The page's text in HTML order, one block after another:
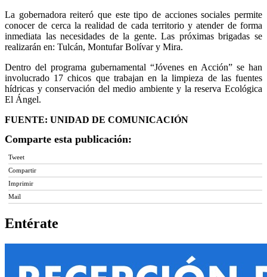
La gobernadora reiteró que este tipo de acciones sociales permite
conocer de cerca la realidad de cada territorio y atender de forma
inmediata las necesidades de la gente. Las próximas brigadas se
realizarán en: Tulcán, Montufar Bolívar y Mira.
Dentro del programa gubernamental “Jóvenes en Acción” se han
involucrado 17 chicos que trabajan en la limpieza de las fuentes
hídricas y conservación del medio ambiente y la reserva Ecológica
El Ángel.
FUENTE: UNIDAD DE COMUNICACIÓN
Comparte esta publicación:
Tweet
Compartir
Imprimir
Mail
Entérate